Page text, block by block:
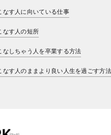
なす人に向いている仕事
なす人の短所
なしちゃう人を卒業する方法
なす人のままより良い人生を過ごす方法